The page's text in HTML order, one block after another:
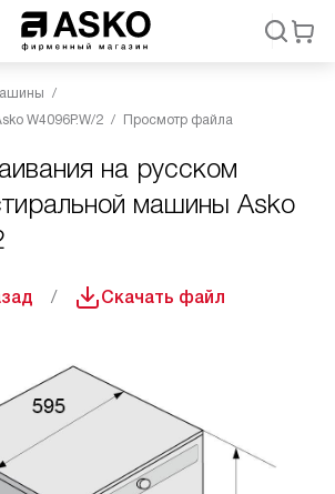
W4096P.W/2
Просмотр файла
на русском
машины Asko
Скачать файл